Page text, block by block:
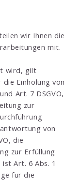
wir Ihnen die
mit.
wird, gilt
Einholung von
Art. 7 DSGVO,
zur
von
die
zur Erfüllung
Art. 6 Abs. 1
für die